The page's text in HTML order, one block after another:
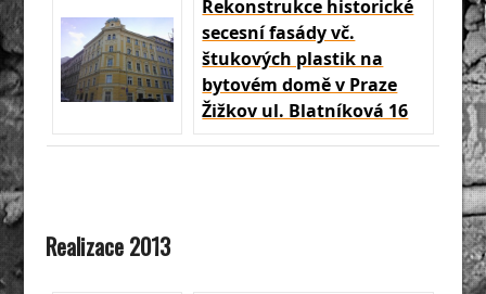
Rekonstrukce historické
secesní fasády vč.
štukových plastik na
bytovém domě v Praze
Žižkov ul. Blatníková 16
Realizace 2013